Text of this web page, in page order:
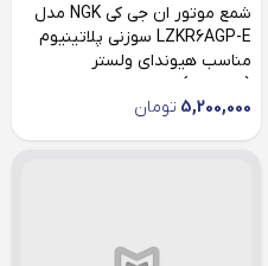
شمع موتور ان جی کی NGK مدل
LZKR6AGP-E سوزنی پلاتینیوم
مناسب هیوندای ولستر
(چهارعدد)
5,200,000 تومان